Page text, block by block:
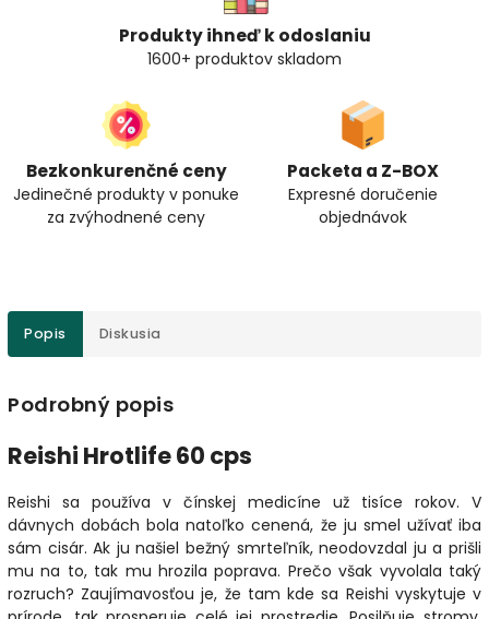
Produkty ihneď k odoslaniu
1600+ produktov skladom
Bezkonkurenčné ceny
Jedinečné produkty v ponuke
za zvýhodnené ceny
Packeta a Z-BOX
Expresné doručenie
objednávok
Popis Diskusia
Podrobný popis
Reishi Hrotlife 60 cps
Reishi sa používa v čínskej medicíne už tisíce rokov. V
dávnych dobách bola natoľko cenená, že ju smel užívať iba
sám cisár. Ak ju našiel bežný smrteľník, neodovzdal ju a prišli
mu na to, tak mu hrozila poprava. Prečo však vyvolala taký
rozruch? Zaujímavosťou je, že tam kde sa Reishi vyskytuje v